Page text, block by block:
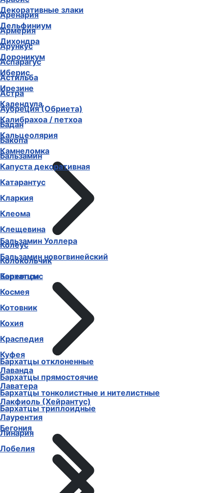
Аренария
Армерия
Арункус
Аспарагус
Астильба
Астра
Аубреция (Обриета)
Бадан
Бакопа
Бальзамин
Бальзамин Уоллера
Бальзамин новогвинейский
Бархатцы
Бархатцы отклоненные
Бархатцы прямостоячие
Бархатцы тонколистные и нителистные
Бархатцы триплоидные
Бегония
Декоративные злаки
Дельфиниум
Дихондра
Дороникум
Иберис
Ирезине
Календула
Калибрахоа / петхоа
Кальцеолярия
Камнеломка
Капуста декоративная
Катарантус
Кларкия
Клеома
Клещевина
Колеус
Колокольчик
Кореопсис
Космея
Котовник
Кохия
Краспедия
Куфея
Лаванда
Лаватера
Лакфиоль (Хейрантус)
Лаурентия
Линария
Лобелия